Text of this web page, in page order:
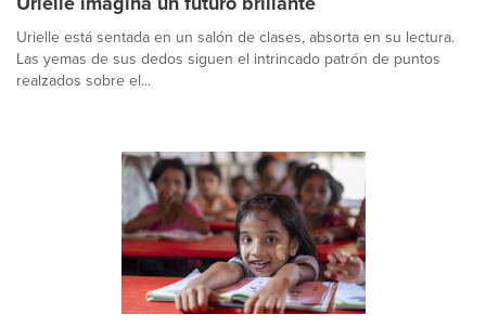
Urielle está sentada en un salón de clases, absorta en su lectura.
Las yemas de sus dedos siguen el intrincado patrón de puntos
realzados sobre el...